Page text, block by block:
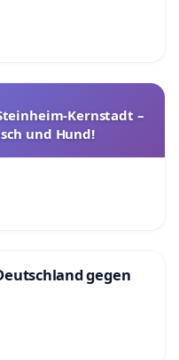
Kernstadt –
und Hund!
gegen